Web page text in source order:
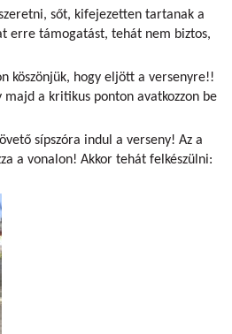
sőt, kifejezetten tartanak a
erre támogatást, tehát nem biztos,
köszönjük, hogy eljött a versenyre!!
majd a kritikus ponton avatkozzon be
sípszóra indul a verseny! Az a
a vonalon! Akkor tehát felkészülni: